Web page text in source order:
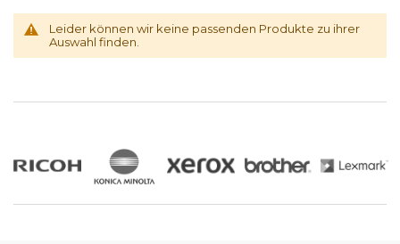
Leider können wir keine passenden Produkte zu ihrer
Auswahl finden.